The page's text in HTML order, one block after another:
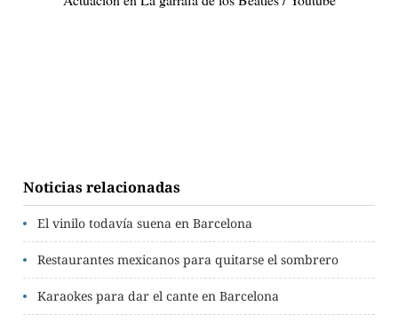
Noticias relacionadas
El vinilo todavía suena en Barcelona
Restaurantes mexicanos para quitarse el sombrero
Karaokes para dar el cante en Barcelona